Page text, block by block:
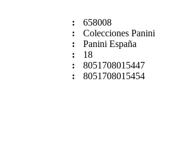
:
658008
:
Colecciones Panini
:
Panini España
:
18
:
8051708015447
:
8051708015454